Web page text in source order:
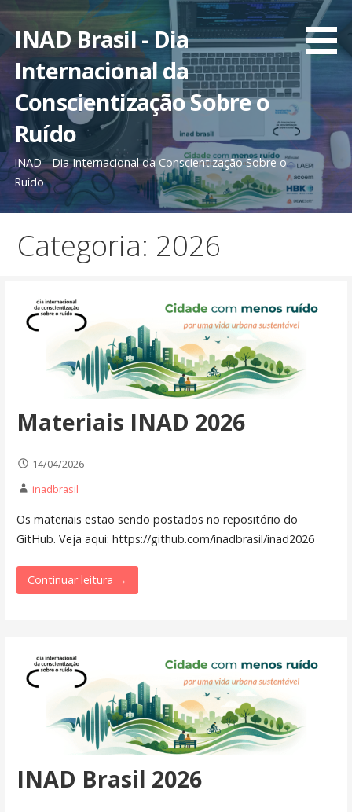
Ir
direto
para
conteúdo
INAD Brasil - Dia
Internacional da
Conscientização Sobre o
Ruído
INAD - Dia Internacional da Conscientização Sobre o
Ruído
Categoria: 2026
Materiais INAD 2026
14/04/2026
inadbrasil
Os materiais estão sendo postados no repositório do
GitHub. Veja aqui: https://github.com/inadbrasil/inad2026
Continuar leitura →
INAD Brasil 2026